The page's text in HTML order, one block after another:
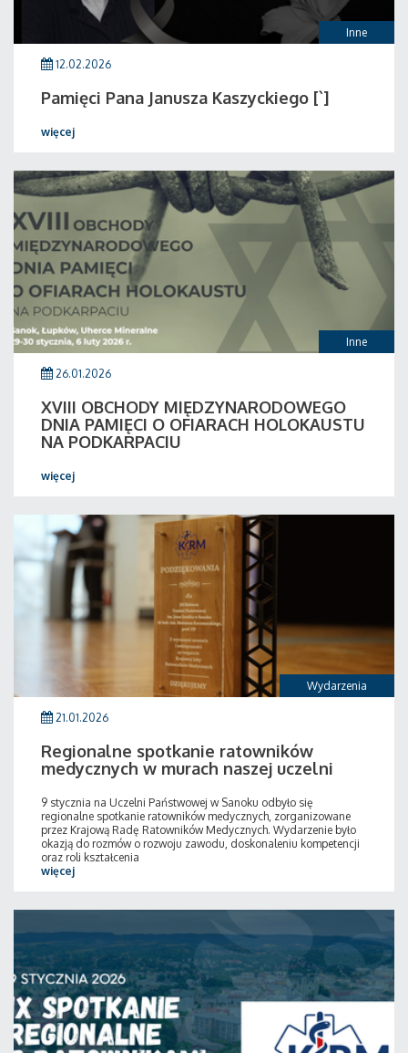
Inne
12.02.2026
Pamięci Pana Janusza Kaszyckiego [`]
więcej
Inne
26.01.2026
XVIII OBCHODY MIĘDZYNARODOWEGO
DNIA PAMIĘCI O OFIARACH HOLOKAUSTU
NA PODKARPACIU
więcej
Wydarzenia
21.01.2026
Regionalne spotkanie ratowników
medycznych w murach naszej uczelni
9 stycznia na Uczelni Państwowej w Sanoku odbyło się
regionalne spotkanie ratowników medycznych, zorganizowane
przez Krajową Radę Ratowników Medycznych. Wydarzenie było
okazją do rozmów o rozwoju zawodu, doskonaleniu kompetencji
oraz roli kształcenia
więcej